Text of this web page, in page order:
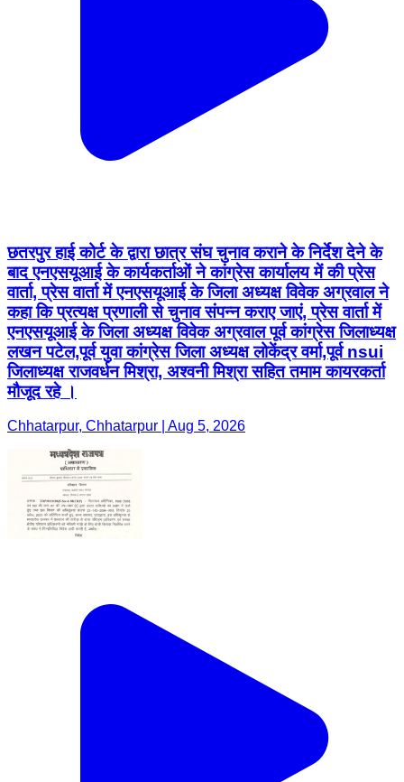
छतरपुर हाई कोर्ट के द्वारा छात्र संघ चुनाव कराने के निर्देश देने के
बाद एनएसयूआई के कार्यकर्ताओं ने कांग्रेस कार्यालय में की प्रेस
वार्ता, प्रेस वार्ता में एनएसयूआई के जिला अध्यक्ष विवेक अग्रवाल ने
कहा कि प्रत्यक्ष प्रणाली से चुनाव संपन्न कराए जाएं, प्रेस वार्ता में
एनएसयूआई के जिला अध्यक्ष विवेक अग्रवाल पूर्व कांग्रेस जिलाध्यक्ष
लखन पटेल,पूर्व युवा कांग्रेस जिला अध्यक्ष लोकेंद्र वर्मा,पूर्व nsui
जिलाध्यक्ष राजवर्धन मिश्रा, अश्वनी मिश्रा सहित तमाम कायरकर्ता
मौजूद रहे ।
Chhatarpur, Chhatarpur | Aug 5, 2026